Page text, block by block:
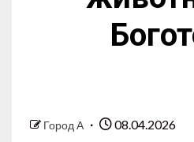
Город А 08.04.2026